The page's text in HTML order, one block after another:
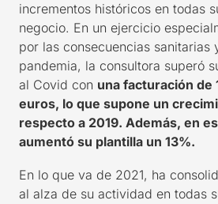
incrementos históricos en todas
negocio. En un ejercicio
por las consecuencias sanitarias
pandemia, la consultora superó
al Covid con una facturación de
euros, lo que supone un
respecto a 2019. Además, en
aumentó su plantilla un 13%.
En lo que va de 2021, ha
al alza de su actividad en todas